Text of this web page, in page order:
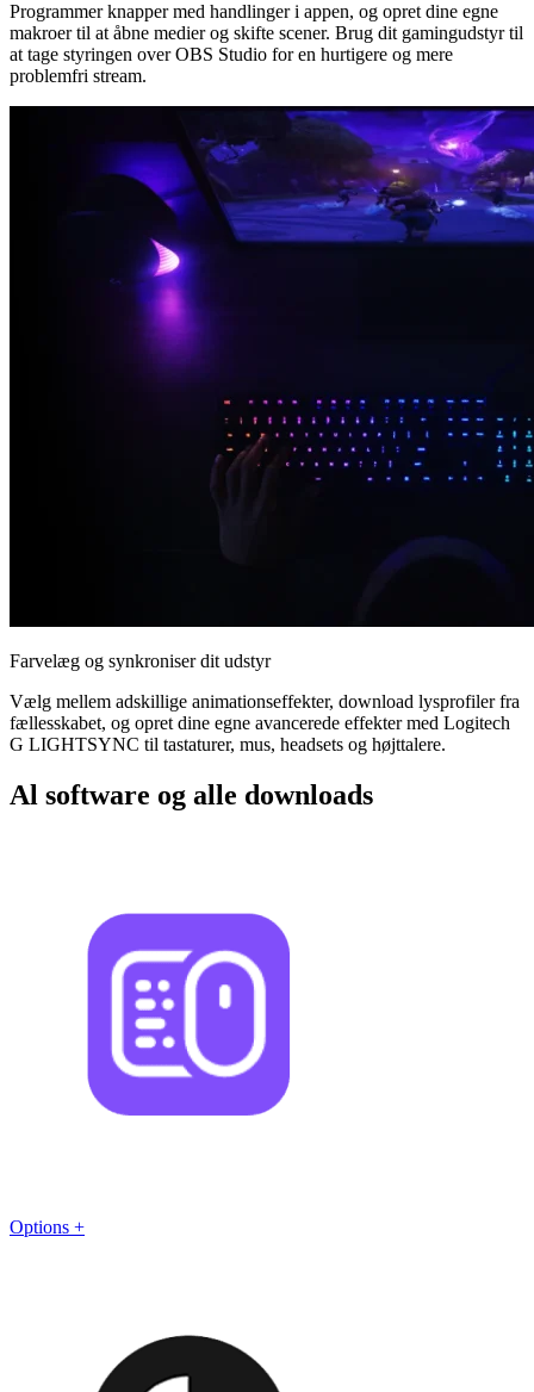
Programmer knapper med handlinger i appen, og opret dine egne
makroer til at åbne medier og skifte scener. Brug dit gamingudstyr til
at tage styringen over OBS Studio for en hurtigere og mere
problemfri stream.
Farvelæg og synkroniser dit udstyr
Vælg mellem adskillige animationseffekter, download lysprofiler fra
fællesskabet, og opret dine egne avancerede effekter med Logitech
G LIGHTSYNC til tastaturer, mus, headsets og højttalere.
Al software og alle downloads
Options +